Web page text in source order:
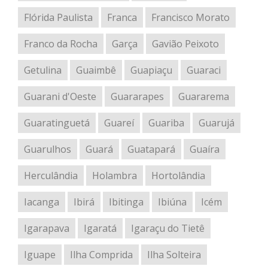
Flórida Paulista
Franca
Francisco Morato
Franco da Rocha
Garça
Gavião Peixoto
Getulina
Guaimbê Guapiaçu
Guaraci
Guarani d'Oeste
Guararapes
Guararema
Guaratinguetá
Guareí Guariba
Guarujá
Guarulhos
Guará Guatapará
Guaíra
Herculândia
Holambra
Hortolândia
Iacanga
Ibirá Ibitinga Ibiúna
Icém
Igarapava
Igaratá
Igaraçu do Tietê
Iguape
Ilha Comprida
Ilha Solteira